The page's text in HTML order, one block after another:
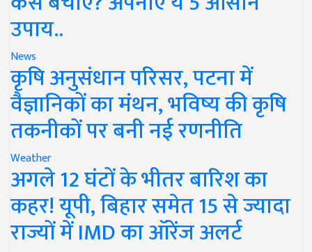
उपाय..
News
कृषि अनुसंधान परिसर, पटना में
वैज्ञानिकों का मंथन, भविष्य की कृषि
तकनीकों पर बनी नई रणनीति
Weather
अगले 12 घंटों के भीतर बारिश का
कहर! यूपी, बिहार समेत 15 से ज्यादा
राज्यों में IMD का ऑरेंज अलर्ट